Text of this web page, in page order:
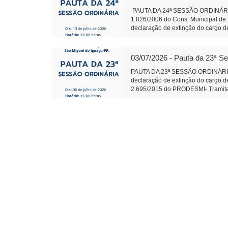
PAUTA DA 24ª SESSÃO
1.826/2006 do Cons. Municipal
declaração de extinção do cargo
Termo de Fomento com o CTG
585 Fica denominado “Parque
margens dos Rios Pinto,
Leite Presidente
03/07/2026 - Pauta da 23ª
PAUTA DA 23ª SESSÃO
declaração de extinção do cargo
2.695/2015 do PRODESMI-